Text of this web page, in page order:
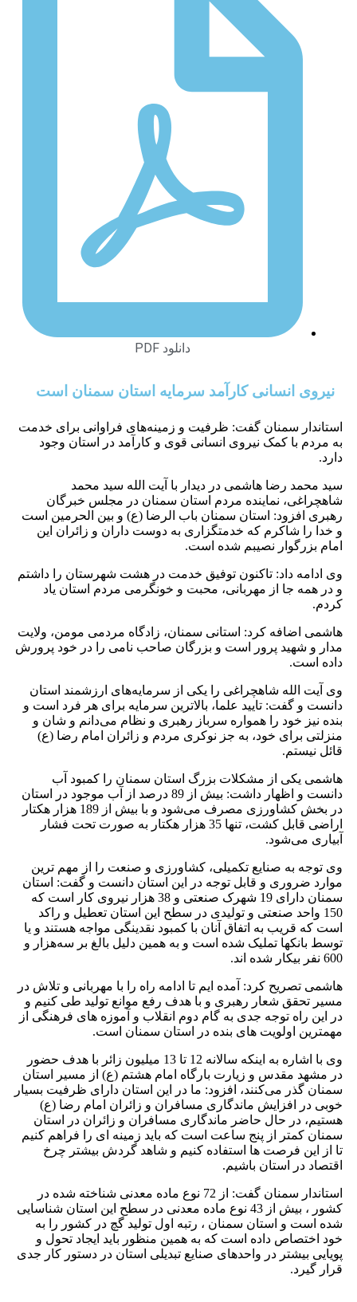
انسانی کارآمد سرمایه استان سمنان است
سمنان گفت: ظرفیت و زمینه‌های فراوانی برای خدمت
کمک نیروی انسانی قوی و کارآمد در استان وجود
رضا هاشمی در دیدار با آیت الله سید محمد
نماینده مردم استان سمنان در مجلس خبرگان
استان سمنان باب الرضا (ع) و بین الحرمین است
شاکرم که خدمتگزاری به دوست داران و زائران این
نصیبم شده است.
داد: تاکنون توفیق خدمت در هشت شهرستان را داشتم
جا از مهربانی، محبت و خونگرمی مردم‌ استان یاد
کرد: استانی سمنان، زادگاه مردمی مومن، ولایت
پرور است و بزرگان صاحب نامی را در خود پرورش
شاهچراغی را یکی از سرمایه‌های ارزشمند استان
تایید علما، بالاترین سرمایه برای هر فرد است و
خود را همواره سرباز رهبری و نظام می‌دانم و شان و
خود، به جز نوکری مردم و زائران امام رضا (ع)
از مشکلات بزرگ‌ استان سمنان را کمبود آب
دانست و اظهار داشت: بیش از 89 درصد از آب موجود در استان
در بخش کشاورزی مصرف می‌شود و با بیش از 189 هزار هکتار
اراضی قابل کشت، تنها 35 هزار هکتار به صورت تحت فشار
به صنایع تکمیلی، کشاورزی و صنعت را از مهم ترین
و قابل توجه در این استان دانست و گفت: استان
سمنان دارای 19 شهرک صنعتی و 38 هزار نیروی کار است که
صنعتی و تولیدی در سطح این استان تعطیل و راکد
به اتفاق آنان با کمبود نقدینگی مواجه هستند و یا
تملیک شده است و به همین دلیل بالغ بر سه‌هزار و
کرد: آمده ایم تا ادامه راه را با مهربانی و تلاش در
شعار رهبری و با هدف رفع موانع تولید طی کنیم و
توجه جدی به گام دوم انقلاب و آموزه های فرهنگی از
اولویت های بنده در استان سمنان است.‌
وی با اشاره به اینکه سالانه 12 تا 13 میلیون زائر با هدف حضور
مقدس و زیارت بارگاه امام‌ هشتم (ع) از مسیر استان
می‌کنند، افزود: ما در این استان دارای ظرفیت بسیار
ماندگاری مسافران و زائران امام رضا (ع)
حال حاضر ماندگاری مسافران و زائران در استان
از پنج ساعت است که باید زمینه ای را فراهم کنیم
فرصت ها استفاده کنیم و شاهد گردش بیشتر چرخ
استان باشیم‌.
استاندار سمنان گفت: از 72 نوع ماده معدنی شناخته شده در
کشور ، بیش از 43 نوع ماده معدنی در سطح این استان شناسایی
استان سمنان ، رتبه اول تولید گچ‌ در کشور را به
داده است که به همین منظور باید ایجاد تحول و
در واحدهای صنایع تبدیلی استان در دستور کار جدی